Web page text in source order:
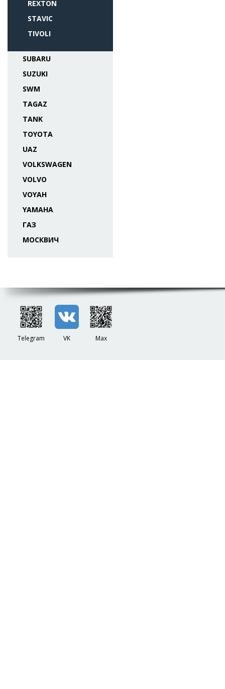
REXTON
STAVIC
TIVOLI
SUBARU
SUZUKI
SWM
TAGAZ
TANK
TOYOTA
UAZ
VOLKSWAGEN
VOLVO
VOYAH
YAMAHA
ГАЗ
МОСКВИЧ
Telegram VK Max